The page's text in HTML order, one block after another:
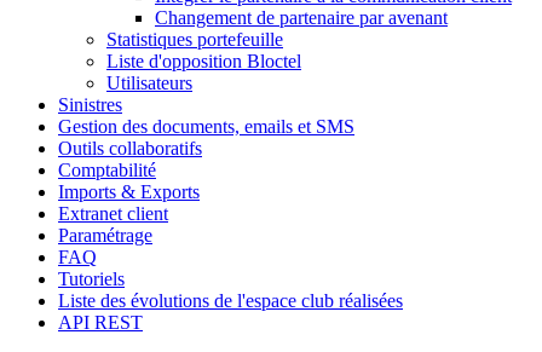
Changement de partenaire par avenant
Statistiques portefeuille
Liste d'opposition Bloctel
Utilisateurs
Sinistres
Gestion des documents, emails et SMS
Outils collaboratifs
Comptabilité
Imports & Exports
Extranet client
Paramétrage
FAQ
Tutoriels
Liste des évolutions de l'espace club réalisées
API REST